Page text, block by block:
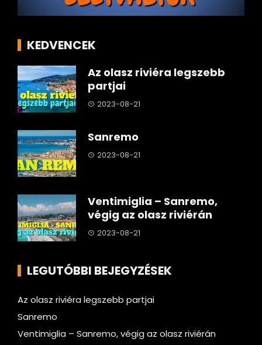
KEDVENCEK
Az olasz riviéra legszebb
partjai
2023-08-21
Sanremo
2023-08-21
Ventimiglia – Sanremo,
végig az olasz riviérán
2023-08-21
LEGUTÓBBI BEJEGYZÉSEK
Az olasz riviéra legszebb partjai
Sanremo
Ventimiglia – Sanremo, végig az olasz riviérán